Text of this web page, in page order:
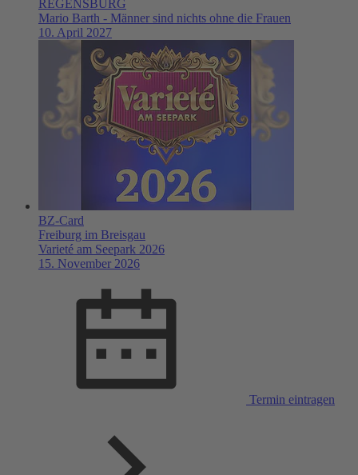
REGENSBURG
Mario Barth - Männer sind nichts ohne die Frauen
10. April 2027
BZ-Card
Freiburg im Breisgau
Varieté am Seepark 2026
15. November 2026
Termin eintragen